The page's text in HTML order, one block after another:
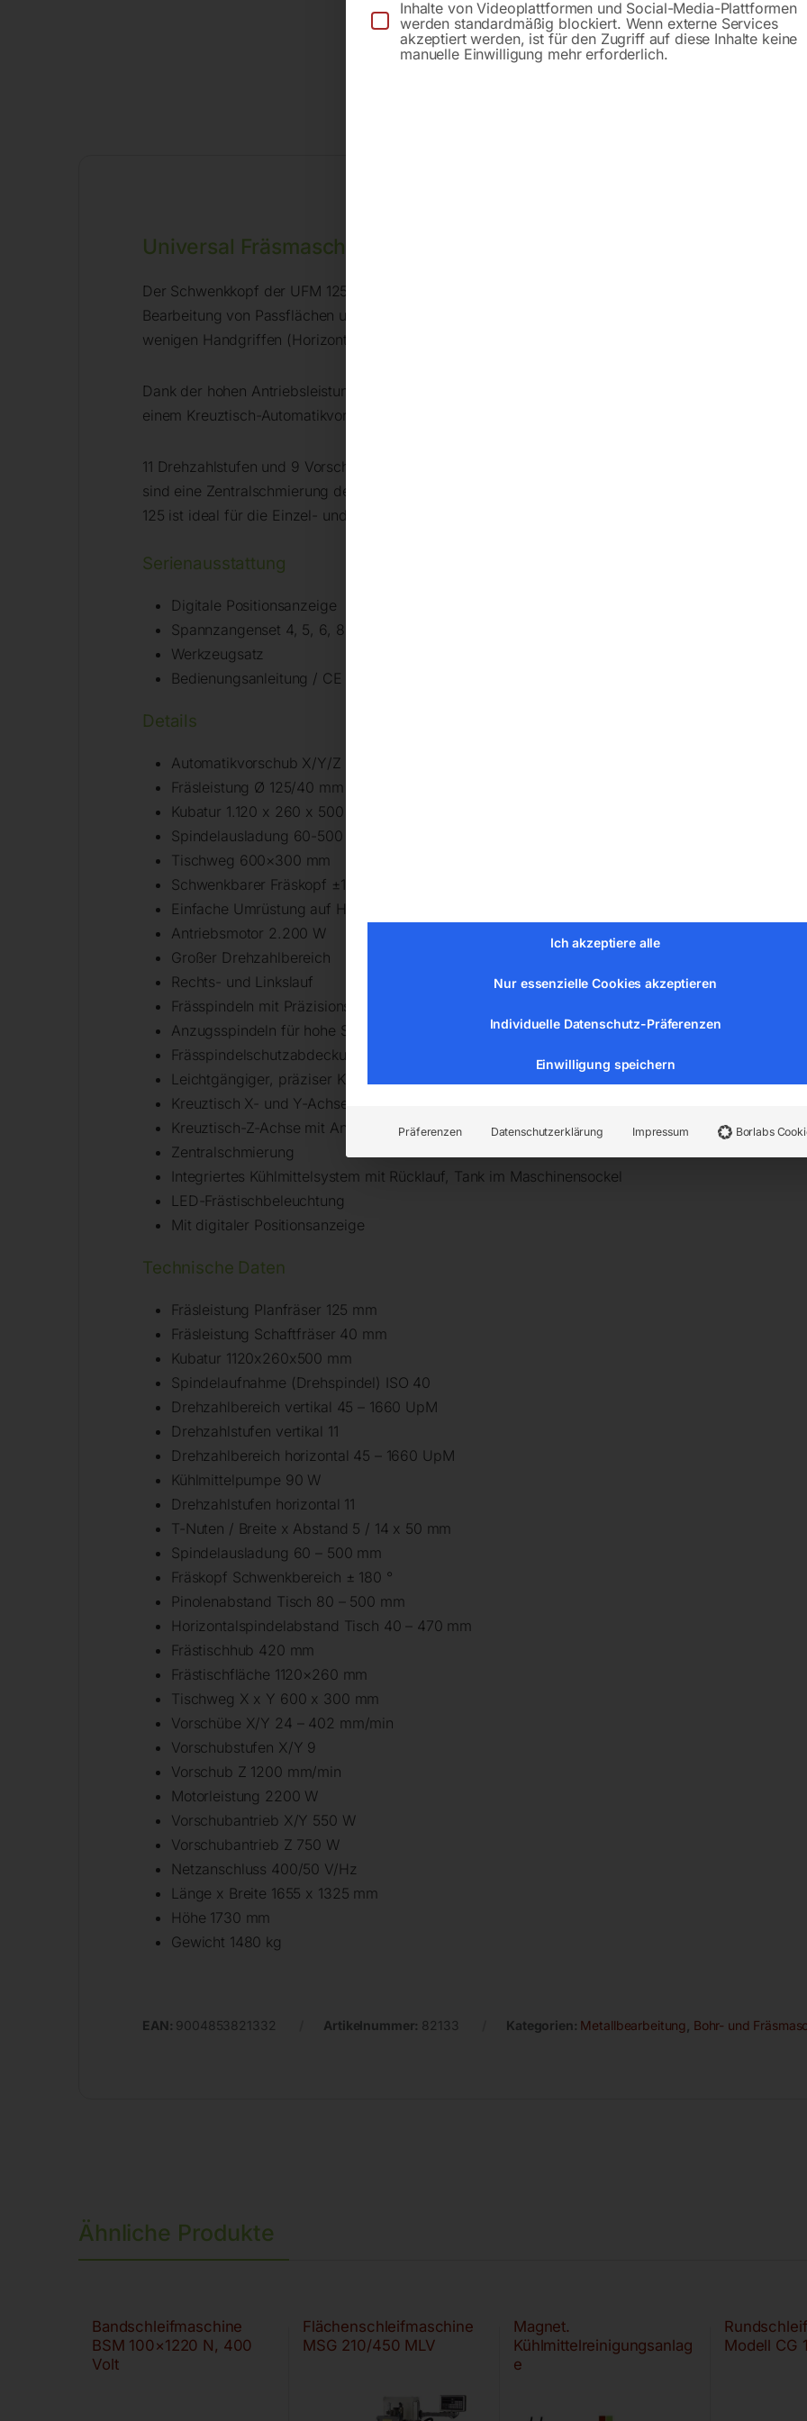
Anfrageformular
Universal Fräsmaschine Modell UFM 125
Der Schwenkkopf der UFM 125 ist in nahezu jedem Winkel einstellbar und ermöglicht neben
Bearbeitung von Passflächen und -nuten in schwieriger räumlicher Lage. Für das Planfräsen
wenigen Handgriffen (Horizontalspindel am Schwenkkopf) zu einer Horizontalfräse umrüstbar.
Dank der hohen Antriebsleistung von 2.200 Watt ist die Maschine für Planfräserdurchmesser bis
einem Kreuztisch-Automatikvorschub der X- und Y-Achse und einem Eilgang der Z-Achse für
11 Drehzahlstufen und 9 Vorschubstufen bieten ausreichend Spielraum für eine Optimierung der
sind eine Zentralschmierung der Führungsbahnen für rasche Verfügbarkeit und ein
125 ist ideal für die Einzel- und Kleinserienverarbeitung geeignet.
Serienausstattung
Digitale Positionsanzeige
Spannzangenset 4, 5, 6, 8, 10, 12, 14 und 16 mm mit Spannzangenfutter
Werkzeugsatz
Bedienungsanleitung / CE
Details
Automatikvorschub X/Y/Z
Fräsleistung Ø 125/40 mm
Kubatur 1.120 x 260 x 500 mm
Spindelausladung 60-500 mm
Tischweg 600×300 mm
Schwenkbarer Fräskopf ±180°
Einfache Umrüstung auf Horizontalfräse
Antriebsmotor 2.200 W
Großer Drehzahlbereich
Rechts- und Linkslauf
Frässpindeln mit Präzisionslager
Anzugsspindeln für hohe Sicherheit
Frässpindelschutzabdeckung
Leichtgängiger, präziser Kreuztisch mit T-Nuten und Kühlmittelrinne
Kreuztisch X- und Y-Achse mit 9 Vorschubstufen
Kreuztisch-Z-Achse mit Antrieb
Zentralschmierung
Integriertes Kühlmittelsystem mit Rücklauf, Tank im Maschinensockel
LED-Frästischbeleuchtung
Mit digitaler Positionsanzeige
Technische Daten
Fräsleistung Planfräser 125 mm
Fräsleistung Schaftfräser 40 mm
Kubatur 1120x260x500 mm
Spindelaufnahme (Drehspindel) ISO 40
Drehzahlbereich vertikal 45 – 1660 UpM
Drehzahlstufen vertikal 11
Drehzahlbereich horizontal 45 – 1660 UpM
Kühlmittelpumpe 90 W
Drehzahlstufen horizontal 11
T-Nuten / Breite x Abstand 5 / 14 x 50 mm
Spindelausladung 60 – 500 mm
Fräskopf Schwenkbereich ± 180 °
Pinolenabstand Tisch 80 – 500 mm
Horizontalspindelabstand Tisch 40 – 470 mm
Frästischhub 420 mm
Frästischfläche 1120×260 mm
Tischweg X x Y 600 x 300 mm
Vorschübe X/Y 24 – 402 mm/min
Vorschubstufen X/Y 9
Vorschub Z 1200 mm/min
Motorleistung 2200 W
Vorschubantrieb X/Y 550 W
Vorschubantrieb Z 750 W
Netzanschluss 400/50 V/Hz
Länge x Breite 1655 x 1325 mm
Höhe 1730 mm
Gewicht 1480 kg
EAN: 9004853821332 Artikelnummer: 82133 Kategorien: Metallbearbeitung Bohr- und
Ähnliche Produkte
Bandschleifmaschine
BSM 100×1220 N, 400
Volt
Flächenschleifmaschine
MSG 210/450 MLV
Magnet.
Kühlmittelreinigungsanlag
e
Modell CG
Inhalte von Videoplattformen und Social-Media-Plattformen
werden standardmäßig blockiert. Wenn externe Services
akzeptiert werden, ist für den Zugriff auf diese Inhalte keine
manuelle Einwilligung mehr erforderlich.
Ich akzeptiere alle
Nur essenzielle Cookies akzeptieren
Individuelle Datenschutz-Präferenzen
Einwilligung speichern
Präferenzen Datenschutzerklärung Impressum Borlabs